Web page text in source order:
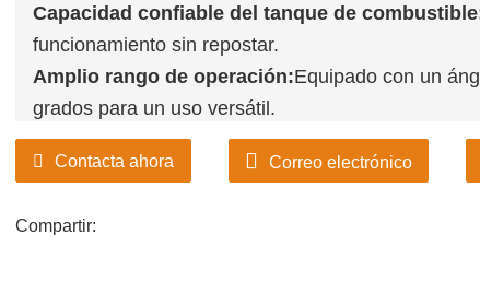
Capacidad confiable del tanque de
funcionamiento sin repostar.
Amplio rango de operación:Equipado con un
grados para un uso versátil.
Contacta ahora Correo electrónico
Compartir: